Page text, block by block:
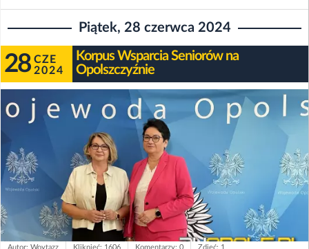
Piątek, 28 czerwca 2024
28 CZE
2024
Korpus Wsparcia Seniorów na
Opolszczyźnie
Autor: Woytazz Kliknięć: 1606 Komentarzy: 0 Zdjęć: 1